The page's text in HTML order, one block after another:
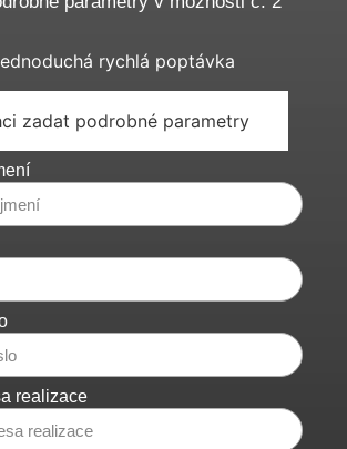
rychlá poptávka
zadat podrobné parametry
realizace